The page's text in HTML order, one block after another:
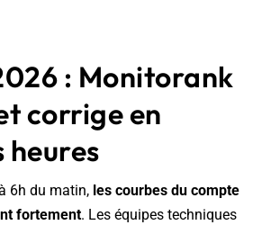
: Monitorank
corrige en
heures
6h du matin, les courbes du compte
fortement. Les équipes techniques